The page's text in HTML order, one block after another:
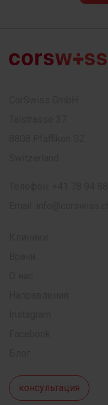
консультация